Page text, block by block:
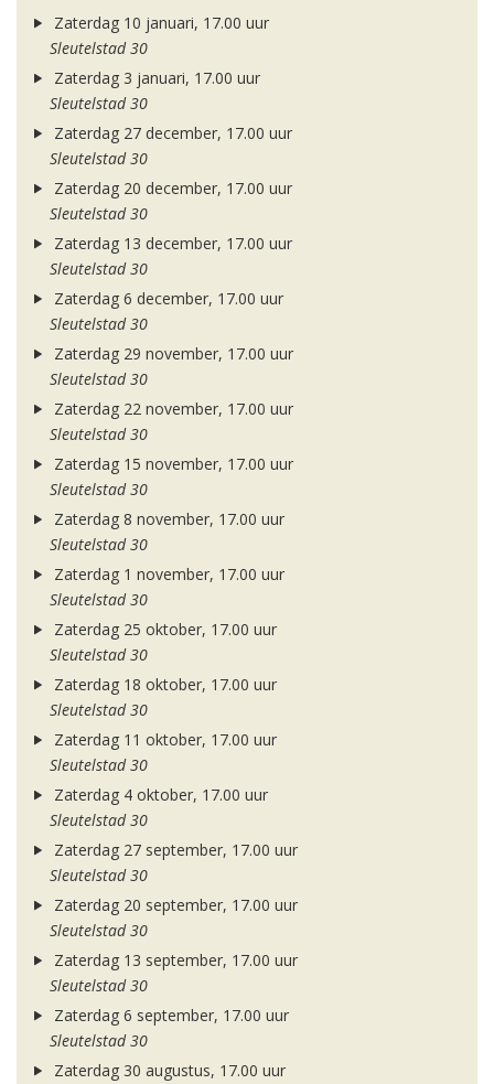
Zaterdag 10 januari, 17.00 uur
Sleutelstad 30
Zaterdag 3 januari, 17.00 uur
Sleutelstad 30
Zaterdag 27 december, 17.00 uur
Sleutelstad 30
Zaterdag 20 december, 17.00 uur
Sleutelstad 30
Zaterdag 13 december, 17.00 uur
Sleutelstad 30
Zaterdag 6 december, 17.00 uur
Sleutelstad 30
Zaterdag 29 november, 17.00 uur
Sleutelstad 30
Zaterdag 22 november, 17.00 uur
Sleutelstad 30
Zaterdag 15 november, 17.00 uur
Sleutelstad 30
Zaterdag 8 november, 17.00 uur
Sleutelstad 30
Zaterdag 1 november, 17.00 uur
Sleutelstad 30
Zaterdag 25 oktober, 17.00 uur
Sleutelstad 30
Zaterdag 18 oktober, 17.00 uur
Sleutelstad 30
Zaterdag 11 oktober, 17.00 uur
Sleutelstad 30
Zaterdag 4 oktober, 17.00 uur
Sleutelstad 30
Zaterdag 27 september, 17.00 uur
Sleutelstad 30
Zaterdag 20 september, 17.00 uur
Sleutelstad 30
Zaterdag 13 september, 17.00 uur
Sleutelstad 30
Zaterdag 6 september, 17.00 uur
Sleutelstad 30
Zaterdag 30 augustus, 17.00 uur